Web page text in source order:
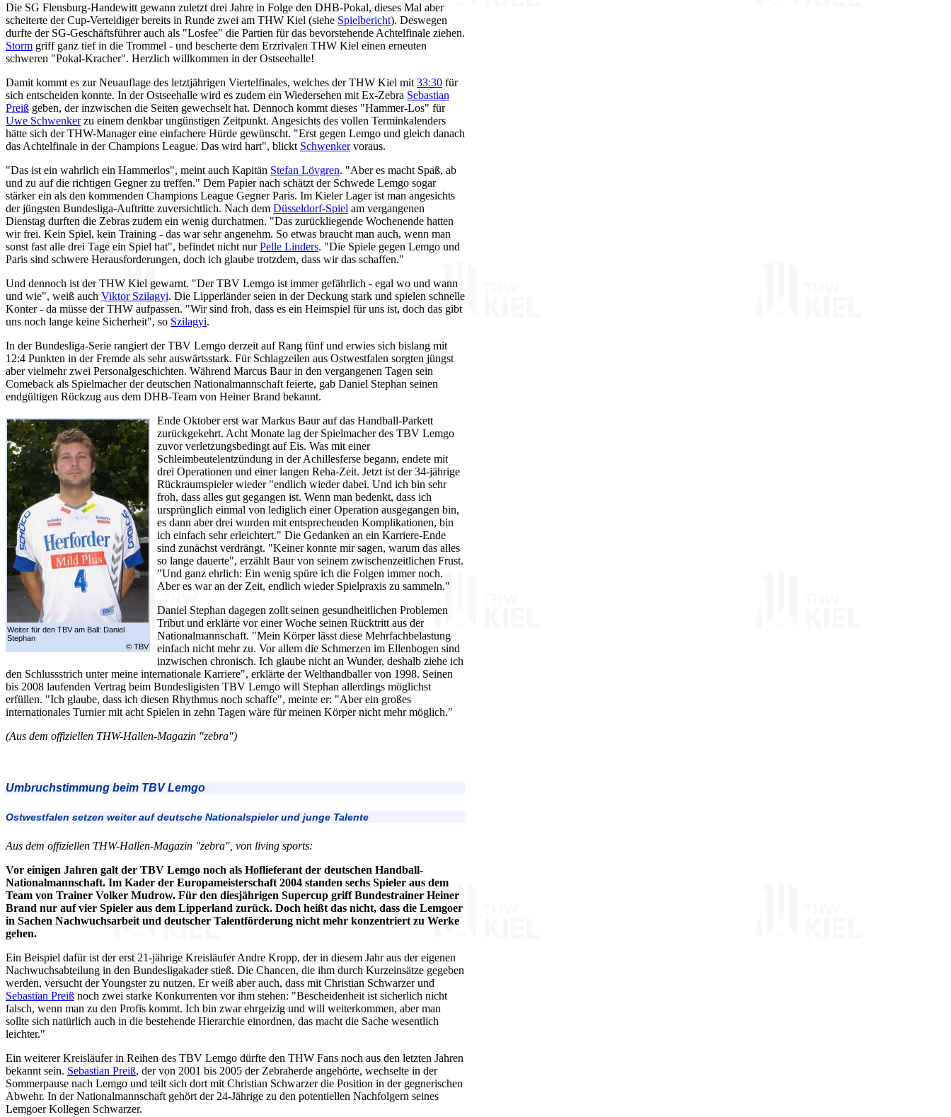
Die SG Flensburg-Handewitt gewann zuletzt drei Jahre in Folge den DHB-Pokal, dieses Mal aber
scheiterte der Cup-Verteidiger bereits in Runde zwei am THW Kiel (siehe Spielbericht). Deswegen
durfte der SG-Geschäftsführer auch als "Losfee" die Partien für das bevorstehende Achtelfinale ziehen.
Storm griff ganz tief in die Trommel - und bescherte dem Erzrivalen THW Kiel einen erneuten
schweren "Pokal-Kracher". Herzlich willkommen in der Ostseehalle!
Damit kommt es zur Neuauflage des letztjährigen Viertelfinales, welches der THW Kiel mit 33:30 für
sich entscheiden konnte. In der Ostseehalle wird es zudem ein Wiedersehen mit Ex-Zebra Sebastian
Preiß geben, der inzwischen die Seiten gewechselt hat. Dennoch kommt dieses "Hammer-Los" für
Uwe Schwenkerzu einem denkbar ungünstigen Zeitpunkt. Angesichts des vollen Terminkalenders
hätte sich der THW-Manager eine einfachere Hürde gewünscht. "Erst gegen Lemgo und gleich danach
das Achtelfinale in der Champions League. Das wird hart", blickt Schwenkervoraus.
"Das ist ein wahrlich ein Hammerlos", meint auch Kapitän Stefan Lövgren. "Aber es macht Spaß, ab
und zu auf die richtigen Gegner zu treffen." Dem Papier nach schätzt der Schwede Lemgo sogar
stärker ein als den kommenden Champions League Gegner Paris. Im Kieler Lager ist man angesichts
der jüngsten Bundesliga-Auftritte zuversichtlich. Nach dem Düsseldorf-Spiel am vergangenen
Dienstag durften die Zebras zudem ein wenig durchatmen. "Das zurückliegende Wochenende hatten
wir frei. Kein Spiel, kein Training - das war sehr angenehm. So etwas braucht man auch, wenn man
sonst fast alle drei Tage ein Spiel hat", befindet nicht nurPelle Linders. "Die Spiele gegen Lemgo und
Paris sind schwere Herausforderungen, doch ich glaube trotzdem, dass wir das schaffen."
Und dennoch ist der THW Kiel gewarnt. "Der TBV Lemgo ist immer gefährlich - egal wo und wann
und wie", weiß auch Viktor Szilagyi. Die Lipperländer seien in der Deckung stark und spielen schnelle
Konter - da müsse der THW aufpassen. "Wir sind froh, dass es ein Heimspiel für uns ist, doch das gibt
uns noch lange keine Sicherheit", so Szilagyi.
In der Bundesliga-Serie rangiert der TBV Lemgo derzeit auf Rang fünf und erwies sich bislang mit
12:4 Punkten in der Fremde als sehr auswärtsstark. Für Schlagzeilen aus Ostwestfalen sorgten jüngst
aber vielmehr zwei Personalgeschichten. Während Marcus Baur in den vergangenen Tagen sein
Comeback als Spielmacher der deutschen Nationalmannschaft feierte, gab Daniel Stephan seinen
endgültigen Rückzug aus dem DHB-Team von Heiner Brand bekannt.
Weiter für den TBV am Ball: Daniel
Stephan
© TBV
Ende Oktober erst war Markus Baur auf das Handball-Parkett
zurückgekehrt. Acht Monate lag der Spielmacher des TBV Lemgo
zuvor verletzungsbedingt auf Eis. Was mit einer
Schleimbeutelentzündung in der Achillesferse begann, endete mit
drei Operationen und einer langen Reha-Zeit. Jetzt ist der 34-jährige
Rückraumspieler wieder "endlich wieder dabei. Und ich bin sehr
froh, dass alles gut gegangen ist. Wenn man bedenkt, dass ich
ursprünglich einmal von lediglich einer Operation ausgegangen bin,
es dann aber drei wurden mit entsprechenden Komplikationen, bin
ich einfach sehr erleichtert." Die Gedanken an ein Karriere-Ende
sind zunächst verdrängt. "Keiner konnte mir sagen, warum das alles
so lange dauerte", erzählt Baur von seinem zwischenzeitlichen Frust.
"Und ganz ehrlich: Ein wenig spüre ich die Folgen immer noch.
Aber es war an der Zeit, endlich wieder Spielpraxis zu sammeln."
Daniel Stephan dagegen zollt seinen gesundheitlichen Problemen
Tribut und erklärte vor einer Woche seinen Rücktritt aus der
Nationalmannschaft. "Mein Körper lässt diese Mehrfachbelastung
einfach nicht mehr zu. Vor allem die Schmerzen im Ellenbogen sind
inzwischen chronisch. Ich glaube nicht an Wunder, deshalb ziehe ich
den Schlussstrich unter meine internationale Karriere", erklärte der Welthandballer von 1998. Seinen
bis 2008 laufenden Vertrag beim Bundesligisten TBV Lemgo will Stephan allerdings möglichst
erfüllen. "Ich glaube, dass ich diesen Rhythmus noch schaffe", meinte er: "Aber ein großes
internationales Turnier mit acht Spielen in zehn Tagen wäre für meinen Körper nicht mehr möglich."
(Aus dem offiziellen THW-Hallen-Magazin "zebra")
Umbruchstimmung beim TBV Lemgo
Ostwestfalen setzen weiter auf deutsche Nationalspieler und junge Talente
Aus dem offiziellen THW-Hallen-Magazin "zebra", von living sports:
Vor einigen Jahren galt der TBV Lemgo noch als Hoflieferant der deutschen Handball-
Nationalmannschaft. Im Kader der Europameisterschaft 2004 standen sechs Spieler aus dem
Team von Trainer Volker Mudrow. Für den diesjährigen Supercup griff Bundestrainer Heiner
Brand nur auf vier Spieler aus dem Lipperland zurück. Doch heißt das nicht, dass die Lemgoer
in Sachen Nachwuchsarbeit und deutscher Talentförderung nicht mehr konzentriert zu Werke
gehen.
Ein Beispiel dafür ist der erst 21-jährige Kreisläufer Andre Kropp, der in diesem Jahr aus der eigenen
Nachwuchsabteilung in den Bundesligakader stieß. Die Chancen, die ihm durch Kurzeinsätze gegeben
werden, versucht der Youngster zu nutzen. Er weiß aber auch, dass mit Christian Schwarzer und
Sebastian Preiß noch zwei starke Konkurrenten vor ihm stehen: "Bescheidenheit ist sicherlich nicht
falsch, wenn man zu den Profis kommt. Ich bin zwar ehrgeizig und will weiterkommen, aber man
sollte sich natürlich auch in die bestehende Hierarchie einordnen, das macht die Sache wesentlich
leichter."
Ein weiterer Kreisläufer in Reihen des TBV Lemgo dürfte den THW Fans noch aus den letzten Jahren
bekannt sein. Sebastian Preiß, der von 2001 bis 2005 der Zebraherde angehörte, wechselte in der
Sommerpause nach Lemgo und teilt sich dort mit Christian Schwarzer die Position in der gegnerischen
Abwehr. In der Nationalmannschaft gehört der 24-Jährige zu den potentiellen Nachfolgern seines
Lemgoer Kollegen Schwarzer.